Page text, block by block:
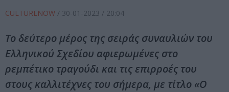
CULTURENOW / 30-01-2023 / 20:04
Το δεύτερο μέρος της σειράς συναυλιών του
Ελληνικού Σχεδίου αφιερωμένες στο
ρεμπέτικο τραγούδι και τις επιρροές του
στους καλλιτέχνες του σήμερα, με τίτλο «Ο